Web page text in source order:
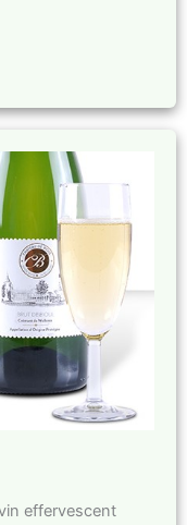
effervescent